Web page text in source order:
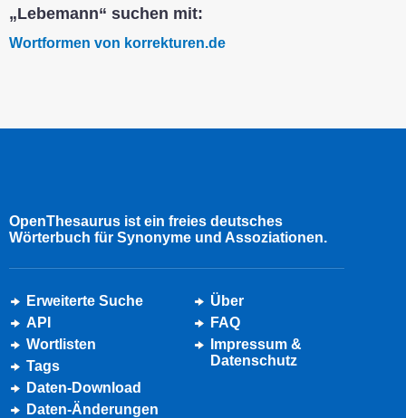
„Lebemann“ suchen mit:
Wortformen von korrekturen.de
OpenThesaurus ist ein freies deutsches
Wörterbuch für Synonyme und Assoziationen.
Erweiterte Suche
API
Wortlisten
Tags
Daten-Download
Daten-Änderungen
Über
FAQ
Impressum &
Datenschutz